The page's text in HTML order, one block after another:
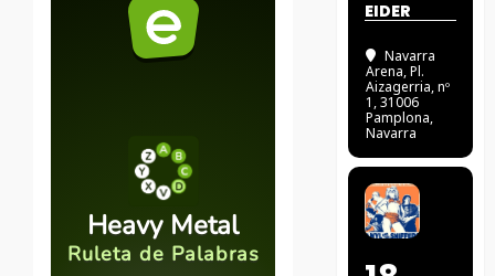
EIDER
Navarra
Arena, Pl.
Aizagerria, nº
1, 31006
Pamplona,
Navarra